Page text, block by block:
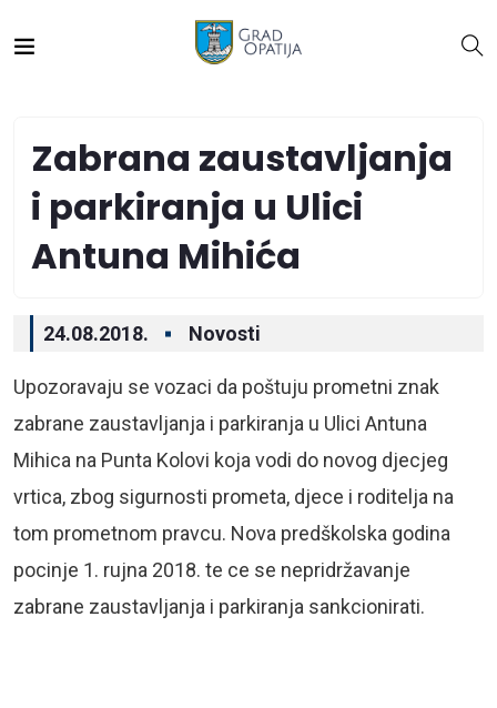
Zabrana zaustavljanja
i parkiranja u Ulici
Antuna Mihića
24.08.2018. Novosti
Upozoravaju se vozaci da poštuju prometni znak
zabrane zaustavljanja i parkiranja u Ulici Antuna
Mihica na Punta Kolovi koja vodi do novog djecjeg
vrtica, zbog sigurnosti prometa, djece i roditelja na
tom prometnom pravcu. Nova predškolska godina
pocinje 1. rujna 2018. te ce se nepridržavanje
zabrane zaustavljanja i parkiranja sankcionirati.